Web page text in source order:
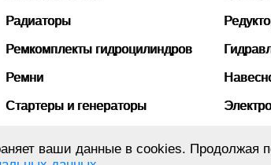
Радиаторы
Ремкомплекты гидроцилиндров
Ремни
Стартеры и генераторы
ваши данные в cookies. Продолжая